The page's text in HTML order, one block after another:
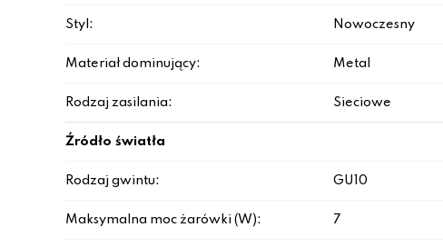
Styl: Nowoczesny
Materiał dominujący: Metal
Rodzaj zasilania: Sieciowe
Źródło światła
Rodzaj gwintu: GU10
Maksymalna moc żarówki (W): 7